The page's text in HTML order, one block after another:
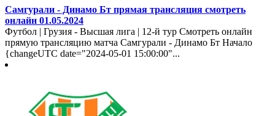
Самгурали - Динамо Бт прямая трансляция смотреть
онлайн 01.05.2024
Футбол | Грузия - Высшая лига | 12-й тур Смотреть онлайн
прямую трансляцию матча Самгурали - Динамо Бт Начало
{changeUTC date="2024-05-01 15:00:00"...